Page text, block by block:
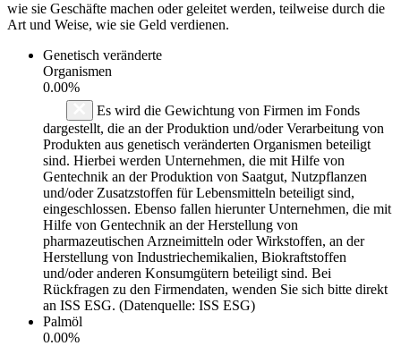
wie sie Geschäfte machen oder geleitet werden, teilweise durch die
Art und Weise, wie sie Geld verdienen.
Genetisch veränderte
Organismen
0.00%
Es wird die Gewichtung von Firmen im Fonds
dargestellt, die an der Produktion und/oder Verarbeitung von
Produkten aus genetisch veränderten Organismen beteiligt
sind. Hierbei werden Unternehmen, die mit Hilfe von
Gentechnik an der Produktion von Saatgut, Nutzpflanzen
und/oder Zusatzstoffen für Lebensmitteln beteiligt sind,
eingeschlossen. Ebenso fallen hierunter Unternehmen, die mit
Hilfe von Gentechnik an der Herstellung von
pharmazeutischen Arzneimitteln oder Wirkstoffen, an der
Herstellung von Industriechemikalien, Biokraftstoffen
und/oder anderen Konsumgütern beteiligt sind. Bei
Rückfragen zu den Firmendaten, wenden Sie sich bitte direkt
an ISS ESG. (Datenquelle: ISS ESG)
Palmöl
0.00%